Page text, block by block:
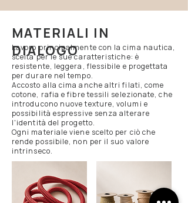
Lavoro principalmente con la cima nautica,
scelta per le sue caratteristiche: è
resistente, leggera, flessibile e progettata
per durare nel tempo.
Accosto alla cima anche altri filati, come
cotone, rafia e fibre tessili selezionate, che
introducono nuove texture, volumi e
possibilità espressive senza alterare
l'identità del progetto.
Ogni materiale viene scelto per ciò che
rende possibile, non per il suo valore
intrinseco.
MATERIALI IN
DIALOGO​